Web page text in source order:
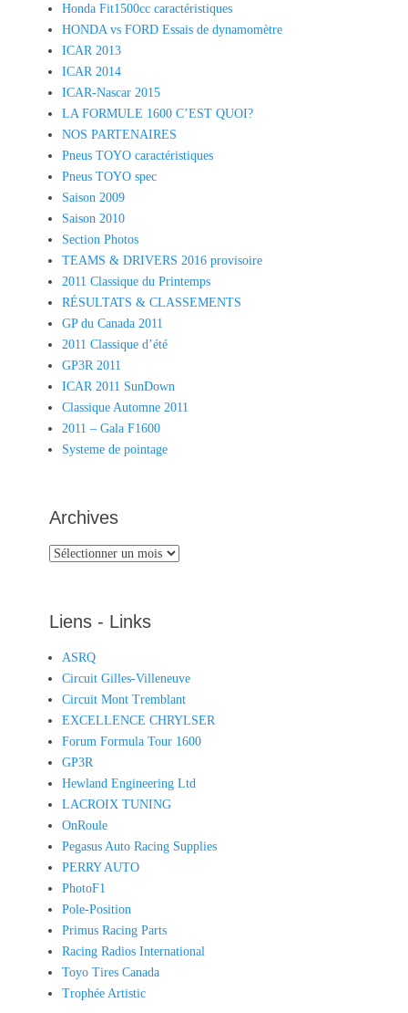
Honda Fit1500cc caractéristiques
HONDA vs FORD Essais de dynamomètre
ICAR 2013
ICAR 2014
ICAR-Nascar 2015
LA FORMULE 1600 C’EST QUOI?
NOS PARTENAIRES
Pneus TOYO caractéristiques
Pneus TOYO spec
Saison 2009
Saison 2010
Section Photos
TEAMS & DRIVERS 2016 provisoire
2011 Classique du Printemps
RÉSULTATS & CLASSEMENTS
GP du Canada 2011
2011 Classique d’été
GP3R 2011
ICAR 2011 SunDown
Classique Automne 2011
2011 – Gala F1600
Systeme de pointage
Archives
Archives
Liens - Links
ASRQ
Circuit Gilles-Villeneuve
Circuit Mont Tremblant
EXCELLENCE CHRYLSER
Forum Formula Tour 1600
GP3R
Hewland Engineering Ltd
LACROIX TUNING
OnRoule
Pegasus Auto Racing Supplies
PERRY AUTO
PhotoF1
Pole-Position
Primus Racing Parts
Racing Radios International
Toyo Tires Canada
Trophée Artistic